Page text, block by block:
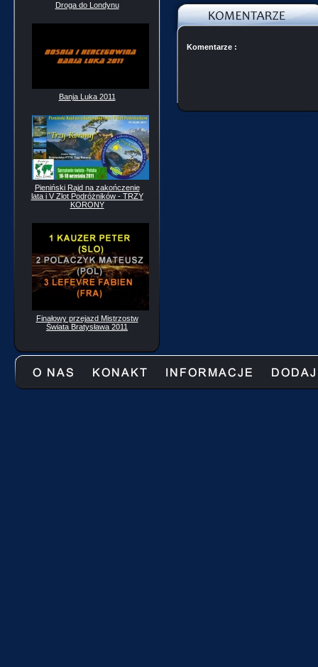
Droga do Londynu
Banja Luka 2011
Pieniński Rajd na zakończenie
lata i V Zlot Podróżników - TRZY
KORONY
Finałowy przejazd Mistrzostw
Świata Bratysława 2011
Komentarze :